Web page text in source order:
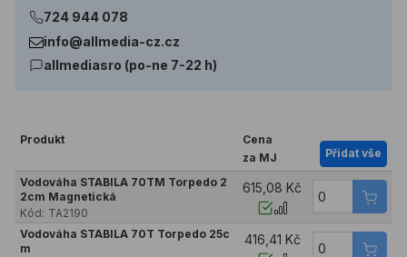
724 944 078
info@allmedia-cz.cz
allmediasro (po-ne 7-22 h)
Produkt
Cena
za MJ
Přidat vše
Vodováha STABILA 70TM Torpedo 2
2cm Magnetická
Kód: TA2190
615,08 Kč
Vodováha STABILA 70T Torpedo 25c
m
416,41 Kč